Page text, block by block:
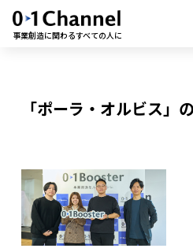
事業創造に関わるすべての人に
「ポーラ・オルビス」